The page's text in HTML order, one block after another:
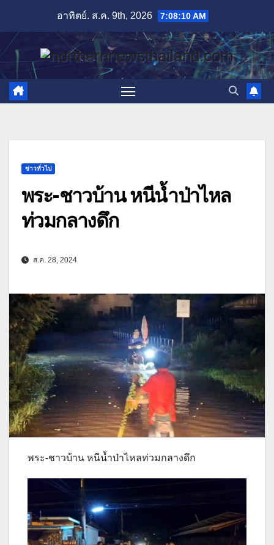
content
อาทิตย์. ส.ค. 9th, 2026 7:08:11 AM
ข่าวทั่วไป
พระ-ชาวบ้าน หนีน้ำป่าไหล
ท่วมกลางดึก
ส.ค. 28, 2024
พระ-ชาวบ้าน หนีน้ำป่าไหลท่วมกลางดึก